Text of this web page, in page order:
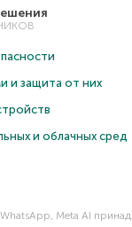
и защита от них
и облачных сред
Meta AI